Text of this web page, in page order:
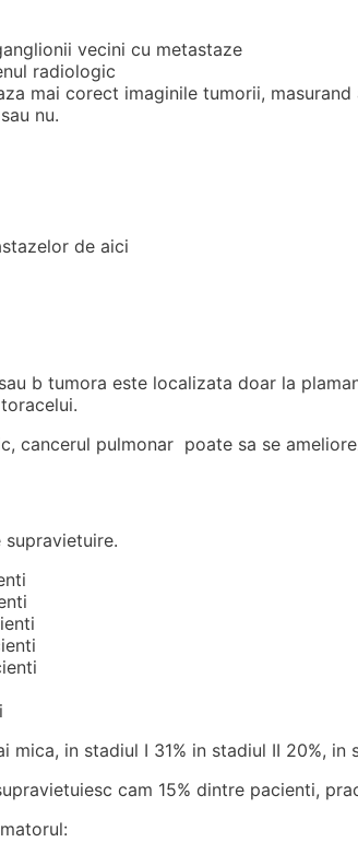
vecini cu metastaze
radiologic
mai corect imaginile tumorii,
nu.
de aici
b tumora este localizata doar la
pulmonar poate sa se
mica, in stadiul I 31% in stadiul II 20%,
cam 15% dintre pacienti,